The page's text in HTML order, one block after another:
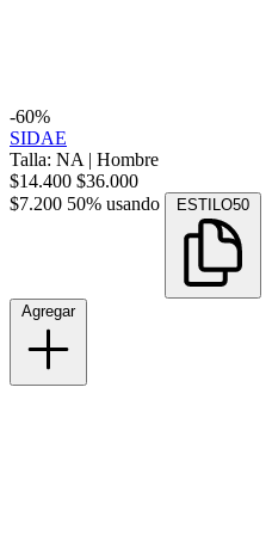
-60%
SIDAE
Talla: NA | Hombre
$14.400 $36.000
$7.200 50% usando ESTILO50
Agregar